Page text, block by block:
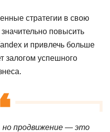
стратегии в свою
повысить
и привлечь больше
залогом успешного
продвижение — это